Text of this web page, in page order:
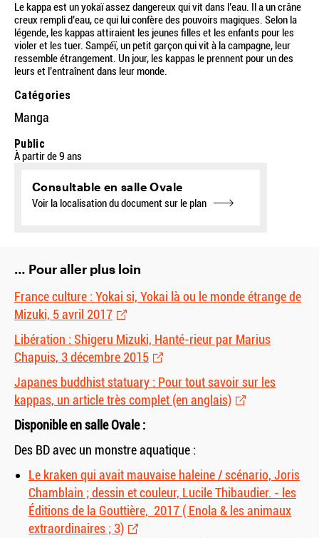
Le kappa est un yokaï assez dangereux qui vit dans l’eau. Il a un crâne
creux rempli d’eau, ce qui lui confère des pouvoirs magiques. Selon la
légende, les kappas attiraient les jeunes filles et les enfants pour les
violer et les tuer. Sampéï, un petit garçon qui vit à la campagne, leur
ressemble étrangement. Un jour, les kappas le prennent pour un des
leurs et l’entraînent dans leur monde.
Catégories
Manga
Public
À partir de 9 ans
Consultable en salle Ovale
Voir la localisation du document sur le plan
… Pour aller plus loin
France culture : Yokai si, Yokai là ou le monde étrange de
Mizuki, 5 avril 2017
Libération : Shigeru Mizuki, Hanté-rieur par Marius
Chapuis, 3 décembre 2015
Japanes buddhist statuary : Pour tout savoir sur les
kappas, un article très complet (en anglais)
Disponible en salle Ovale :
Des BD avec un monstre aquatique :
Le kraken qui avait mauvaise haleine / scénario, Joris
Chamblain ; dessin et couleur, Lucile Thibaudier. - les
Éditions de la Gouttière, 2017 ( Enola & les animaux
extraordinaires ; 3)